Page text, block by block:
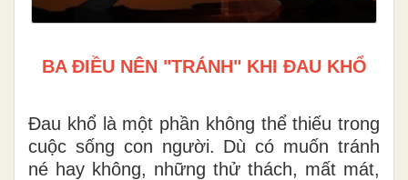
BA ĐIỀU NÊN "TRÁNH" KHI ĐAU KHỔ
Đau khổ là một phần không thể thiếu trong
cuộc sống con người. Dù có muốn tránh
né hay không, những thử thách, mất mát,